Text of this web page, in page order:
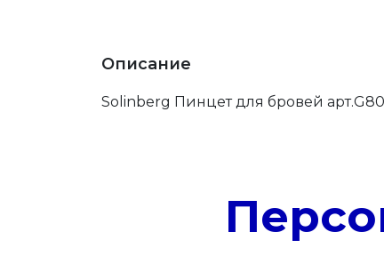
Описание
Solinberg Пинцет для бровей